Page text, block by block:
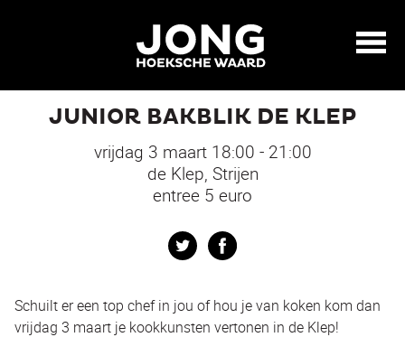
JUNIOR BAKBLIK DE KLEP
vrijdag 3 maart 18:00 - 21:00
de Klep, Strijen
entree 5 euro
Twitter
Schuilt er een top chef in jou of hou je van koken kom dan
vrijdag 3 maart je kookkunsten vertonen in de Klep!